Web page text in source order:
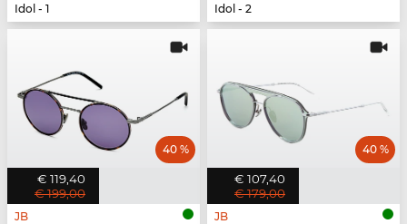
Idol - 1
Idol - 2
€ 119,40
€ 199,00
40 %
JB
€ 107,40
€ 179,00
40 %
JB